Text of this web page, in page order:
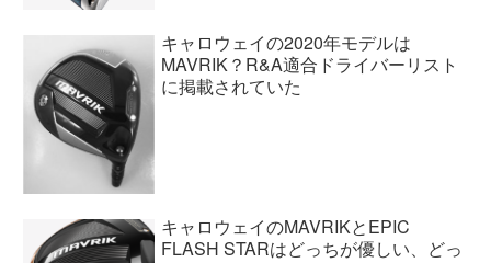
キャロウェイの2020年モデルは
MAVRIK？R&A適合ドライバーリスト
に掲載されていた
キャロウェイのMAVRIKとEPIC
FLASH STARはどっちが優しい、どっ